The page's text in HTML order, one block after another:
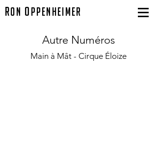
Ron O ppenheimer
Autre Numéros
Main à Mât - Cirque Éloize